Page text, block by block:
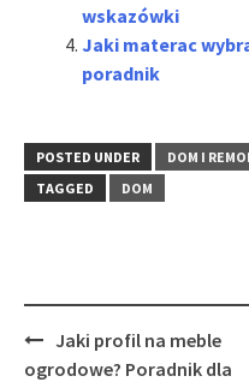
wskazówki
Jaki materac
poradnik
POSTED UNDER
DOM I
TAGGED
DOM
Post
navigation
Jaki profil na meble
ogrodowe? Poradnik dla